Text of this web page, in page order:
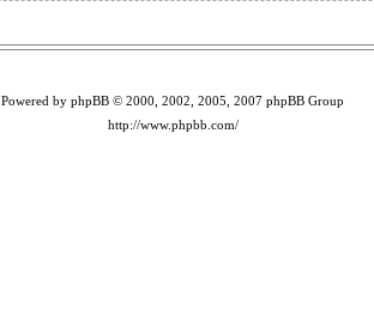
Powered by phpBB © 2000, 2002, 2005, 2007 phpBB Group
http://www.phpbb.com/